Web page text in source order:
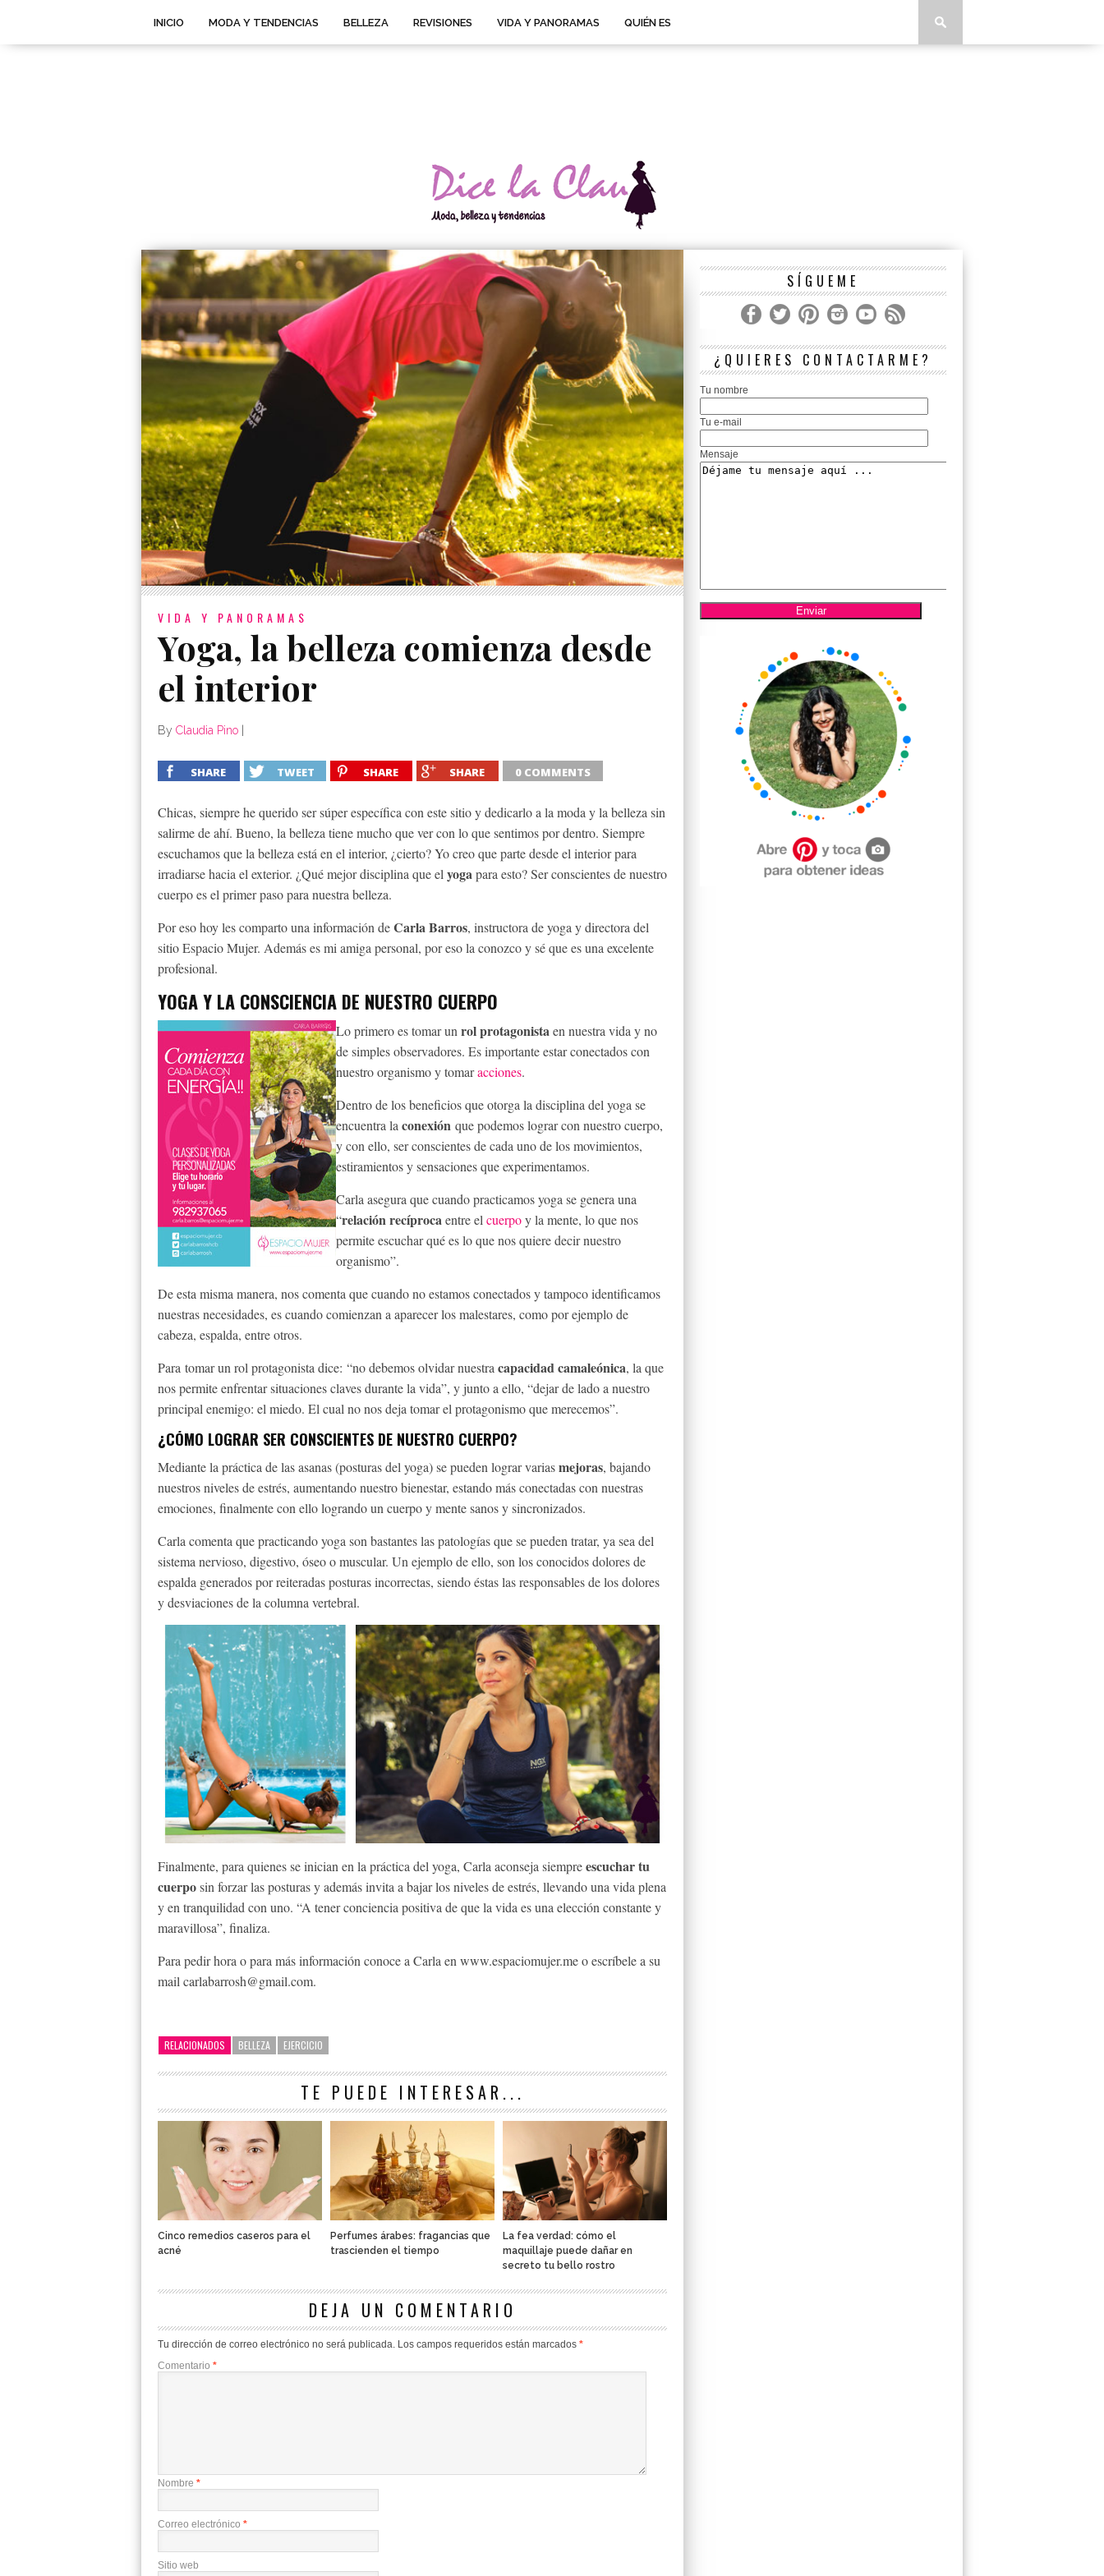
INICIO MODA Y TENDENCIAS BELLEZA REVISIONES VIDA Y PANORAMAS QUIÉN ES
VIDA Y PANORAMAS
Yoga, la belleza comienza desde
el interior
By Claudia Pino
SHARE TWEET SHARE SHARE 0 COMMENTS
Chicas, siempre he querido ser súper específica con este sitio y dedicarlo a la moda y la belleza sin
salirme de ahí. Bueno, la belleza tiene mucho que ver con lo que sentimos por dentro. Siempre
escuchamos que la belleza está en el interior, ¿cierto? Yo creo que parte desde el interior para
irradiarse hacia el exterior. ¿Qué mejor disciplina que el yogapara esto? Ser conscientes de nuestro
cuerpo es el primer paso para nuestra belleza.
Por eso hoy les comparto una información deCarla Barros, instructora de yoga y directora del
sitio Espacio Mujer. Además es mi amiga personal, por eso la conozco y sé que es una excelente
profesional.
YOGA Y LA CONSCIENCIA DE NUESTRO CUERPO
Lo primero es tomar un rol protagonistaen nuestra vida y no
de simples observadores. Es importante estar conectados con
nuestro organismo y tomaracciones.
Dentro de los beneficios que otorga la disciplina del yoga se
encuentra la conexión que podemos lograr con nuestro cuerpo,
y con ello, ser conscientes de cada uno de los movimientos,
estiramientos y sensaciones que experimentamos.
Carla asegura que cuando practicamos yoga se genera una
“relación recíprocaentre el cuerpoy la mente, lo que nos
permite escuchar qué es lo que nos quiere decir nuestro
organismo”.
De esta misma manera, nos comenta que cuando no estamos conectados y tampoco identificamos
nuestras necesidades, es cuando comienzan a aparecer los malestares, como por ejemplo de
cabeza, espalda, entre otros.
Para tomar un rol protagonista dice: “no debemos olvidar nuestra capacidad camaleónica, la que
nos permite enfrentar situaciones claves durante la vida”, y junto a ello, “dejar de lado a nuestro
principal enemigo: el miedo. El cual no nos deja tomar el protagonismo que merecemos”.
¿CÓMO LOGRAR SER CONSCIENTES DE NUESTRO CUERPO?
Mediante la práctica de las asanas (posturas del yoga) se pueden lograr variasmejoras, bajando
nuestros niveles de estrés, aumentando nuestro bienestar, estando más conectadas con nuestras
emociones, finalmente con ello logrando un cuerpo y mente sanos y sincronizados.
Carla comenta que practicando yoga son bastantes las patologías que se pueden tratar, ya sea del
sistema nervioso, digestivo, óseo o muscular. Un ejemplo de ello, son los conocidos dolores de
espalda generados por reiteradas posturas incorrectas, siendo éstas las responsables de los dolores
y desviaciones de la columna vertebral.
Finalmente, para quienes se inician en la práctica del yoga, Carla aconseja siempreescuchar tu
cuerposin forzar las posturas y además invita a bajar los niveles de estrés, llevando una vida plena
y en tranquilidad con uno. “A tener conciencia positiva de que la vida es una elección constante y
maravillosa”, finaliza.
Para pedir hora o para más información conoce a Carla en www.espaciomujer.me o escríbele a su
mail carlabarrosh@gmail.com.
RELACIONADOS BELLEZA EJERCICIO
TE PUEDE INTERESAR...
Cinco remedios caseros para el
acné
Perfumes árabes: fragancias que
trascienden el tiempo
La fea verdad: cómo el
maquillaje puede dañar en
secreto tu bello rostro
DEJA UN COMENTARIO
Tu dirección de correo electrónico no será publicada. Los campos requeridos están marcados *
Comentario *
Nombre *
Correo electrónico *
Sitio web
SÍGUEME
¿QUIERES CONTACTARME?
Tu nombre
Tu e-mail
Mensaje